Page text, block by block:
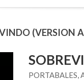
(VERSION
PORTABALES,